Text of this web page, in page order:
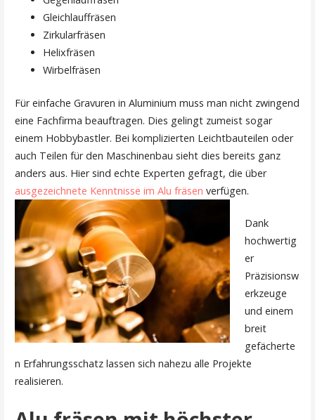
Gleichlauffräsen
Zirkularfräsen
Helixfräsen
Wirbelfräsen
Für einfache Gravuren in Aluminium muss man nicht zwingend
eine Fachfirma beauftragen. Dies gelingt zumeist sogar
einem Hobbybastler. Bei komplizierten Leichtbauteilen oder
auch Teilen für den Maschinenbau sieht dies bereits ganz
anders aus. Hier sind echte Experten gefragt, die über
ausgezeichnete Kenntnisse im Alu fräsen verfügen.
Dank
hochwertig
er
Präzisionsw
erkzeuge
und einem
breit
gefächerte
n Erfahrungsschatz lassen sich nahezu alle Projekte
realisieren.